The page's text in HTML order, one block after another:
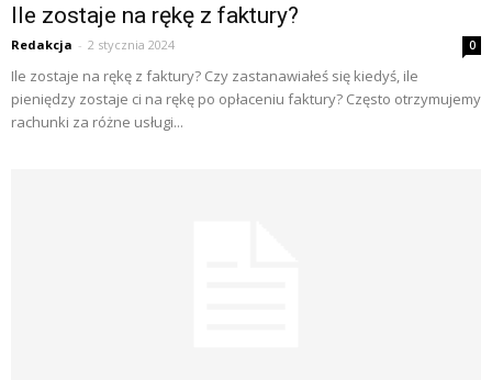
Ile zostaje na rękę z faktury?
Redakcja - 2 stycznia 2024 0
Ile zostaje na rękę z faktury? Czy zastanawiałeś się kiedyś, ile
pieniędzy zostaje ci na rękę po opłaceniu faktury? Często otrzymujemy
rachunki za różne usługi...